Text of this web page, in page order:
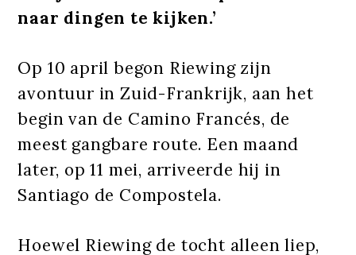
naar dingen te kijken.’
Op 10 april begon Riewing zijn
avontuur in Zuid-Frankrijk, aan het
begin van de Camino Francés, de
meest gangbare route. Een maand
later, op 11 mei, arriveerde hij in
Santiago de Compostela.
Hoewel Riewing de tocht alleen liep,